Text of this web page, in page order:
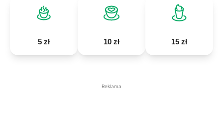
5 zł 10 zł 15 zł
Reklama